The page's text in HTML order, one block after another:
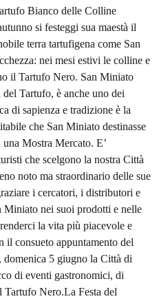
Bianco delle Colline
si festeggi sua maestà il
terra tartufigena come San
nei mesi estivi le colline e
il Tartufo Nero. San Miniato
Tartufo, è anche uno dei
di sapienza e tradizione è la
che San Miniato destinasse
Mostra Mercato. E’
che scelgono la nostra Città
noto ma straordinario delle sue
i cercatori, i distributori e
nei suoi prodotti e nelle
la vita più piacevole e
il consueto appuntamento del
5 giugno la Città di
di eventi gastronomici, di
Nero.La Festa del